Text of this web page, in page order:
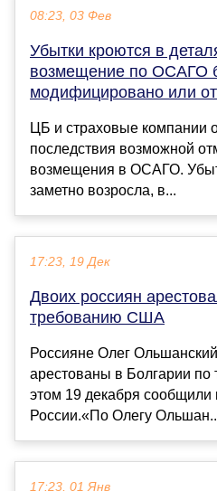
08:23, 03 Фев
Убытки кроются в
возмещение по ОСАГО
модифицировано или
ЦБ и страховые компании
последствия возможной
возмещения в ОСАГО.
заметно возросла, в...
17:23, 19 Дек
Двоих россиян
требованию США
Россияне Олег
арестованы в Болгарии
этом 19 декабря сообщили
России.«По Олегу
17:23, 01 Янв